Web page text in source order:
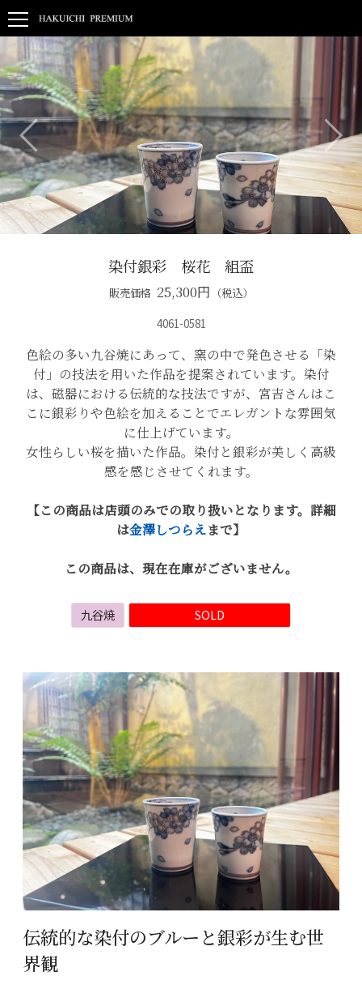
染付銀彩 桜花 組盃
販売価格 25,300円 （税込）
4061-0581
色絵の多い九谷焼にあって、窯の中で発色させる「染
付」の技法を用いた作品を提案されています。染付
は、磁器における伝統的な技法ですが、宮吉さんはこ
こに銀彩りや色絵を加えることでエレガントな雰囲気
に仕上げています。
女性らしい桜を描いた作品。染付と銀彩が美しく高級
感を感じさせてくれます。
【この商品は店頭のみでの取り扱いとなります。詳細
は金澤しつらえまで】
この商品は、現在在庫がございません。
九谷焼 SOLD
伝統的な染付のブルーと銀彩が生む世
界観